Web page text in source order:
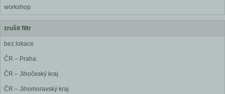
workshop
zrušit filtr
bez lokace
ČR – Praha
ČR – Jihočeský kraj
ČR – Jihomoravský kraj